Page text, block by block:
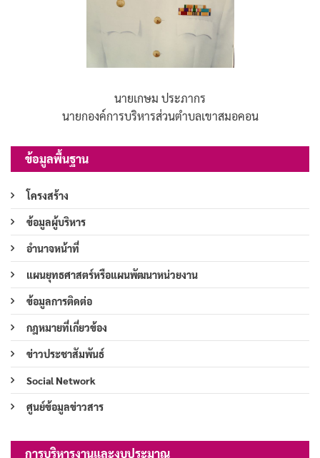
นายเกษม ประภากร
นายกองค์การบริหารส่วนตำบลเขาสมอคอน
ข้อมูลพื้นฐาน
โครงสร้าง
ข้อมูลผู้บริหาร
อำนาจหน้าที่
แผนยุทธศาสตร์หรือแผนพัฒนาหน่วยงาน
ข้อมูลการติดต่อ
กฎหมายที่เกี่ยวข้อง
ข่าวประชาสัมพันธ์
Social Network
ศูนย์ข้อมูลข่าวสาร
การบริหารงานและงบประมาณ